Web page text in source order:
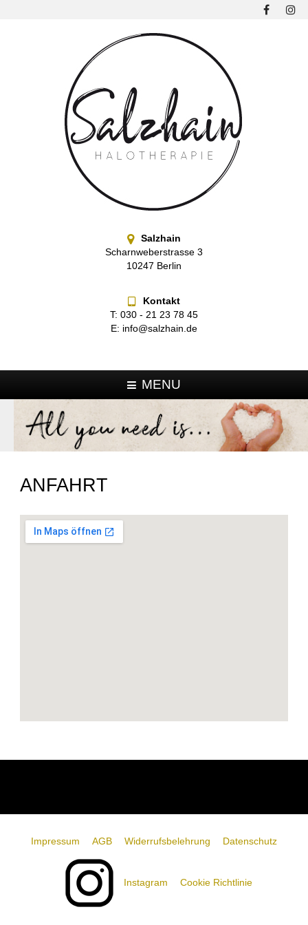
Salzhain
Scharnweberstrasse 3
10247 Berlin
Kontakt
T: 030 - 21 23 78 45
E: info@salzhain.de
MENU
ANFAHRT
Impressum AGB Widerrufsbelehrung Datenschutz
Instagram Cookie Richtlinie